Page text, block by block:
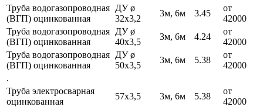
Труба водогазопроводная
(ВГП) оцинкованная
ДУ ø
32х3,2
3м, 6м 3.45
от
42000
Труба водогазопроводная
(ВГП) оцинкованная
ДУ ø
40х3,5
3м, 6м 4.24
от
42000
Труба водогазопроводная
(ВГП) оцинкованная
ДУ ø
50х3,5
3м, 6м 5.38
от
42000
.
Труба электросварная
оцинкованная
57х3,5 3м, 6м 5.38
от
42000